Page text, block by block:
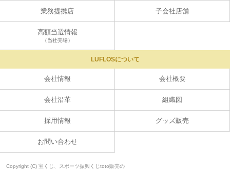
業務提携店 子会社店舗
高額当選情報
（当社売場）
LUFLOSについて
会社情報 会社概要
会社沿革 組織図
採用情報 グッズ販売
お問い合わせ
Copyright (C) 宝くじ、スポーツ振興くじtoto販売の